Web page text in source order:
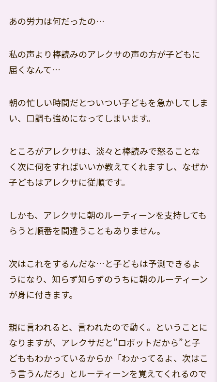
あの労力は何だったの…
私の声より棒読みのアレクサの声の方が子どもに
届くなんて…
朝の忙しい時間だとついつい子どもを急かしてしま
い、口調も強めになってしまいます。
ところがアレクサは、淡々と棒読みで怒ることな
く次に何をすればいいか教えてくれますし、なぜか
子どもはアレクサに従順です。
しかも、アレクサに朝のルーティーンを支持しても
らうと順番を間違うこともありません。
次はこれをするんだな…と子どもは予測できるよ
うになり、知らず知らずのうちに朝のルーティーン
が身に付きます。
親に言われると、言われたので動く。ということに
なりますが、アレクサだと”ロボットだから”と子
どももわかっているからか「わかってるよ、次はこ
う言うんだろ」とルーティーンを覚えてくれるので